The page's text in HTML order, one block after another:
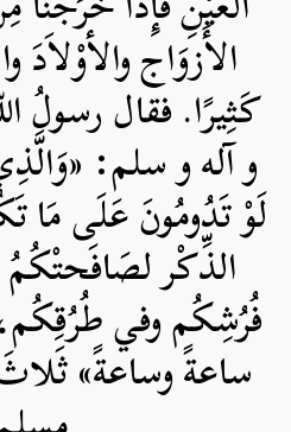
الأَزوَاج
كَثِيرًا. فقال رسولُ
و آله و سلم:
لَوْ تَدُومُونَ عَلَى مَا
الذِّكْر
فُرُشِكُم وفي
ساعةً وساعةً»